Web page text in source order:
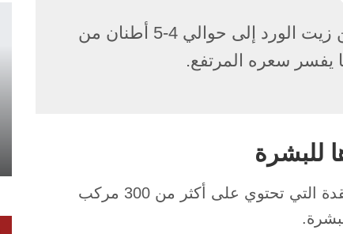
ملاحظة مهمة: يحتاج إنتاج كيلوغرام واحد من زيت الورد إلى حوالي 4-5 أطنان من
يفسر سعره المرتفع.
للبشرة
هو تركيبته الكيميائية المعقدة التي تحتوي على أكثر من 300 مركب